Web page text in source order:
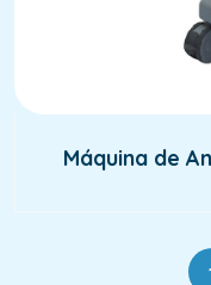
Máquina de